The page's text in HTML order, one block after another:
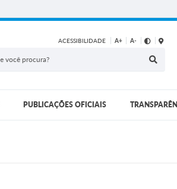
ACESSIBILIDADE A+ A-
PUBLICAÇÕES OFICIAIS